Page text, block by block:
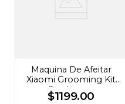
Maquina De Afeitar
Xiaomi Grooming Kit
Pro Negro
$1199.00